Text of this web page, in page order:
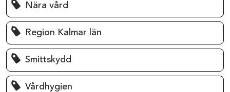
Nära vård
Region Kalmar län
Smittskydd
Vårdhygien